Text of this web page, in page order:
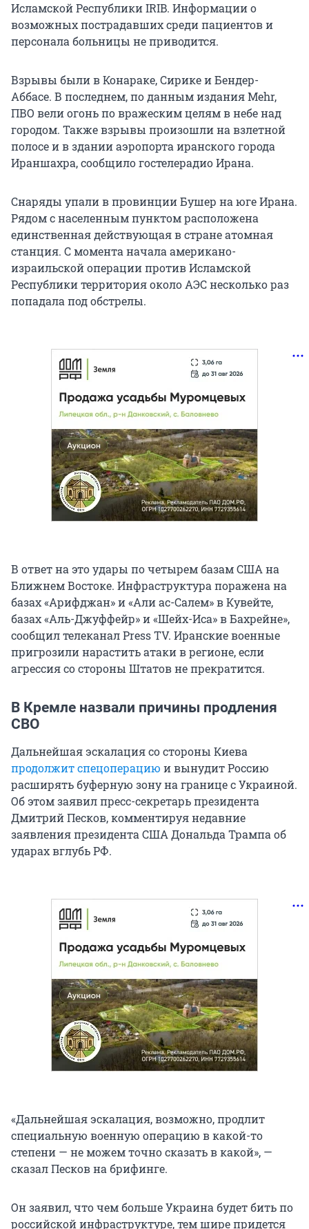
Исламской Республики IRIB. Информации о
возможных пострадавших среди пациентов и
персонала больницы не приводится.
Взрывы были в Конараке, Сирике и Бендер-
Аббасе. В последнем, по данным издания Mehr,
ПВО вели огонь по вражеским целям в небе над
городом. Также взрывы произошли на взлетной
полосе и в здании аэропорта иранского города
Ираншахра, сообщило гостелерадио Ирана.
Снаряды упали в провинции Бушер на юге Ирана.
Рядом с населенным пунктом расположена
единственная действующая в стране атомная
станция. С момента начала американо-
израильской операции против Исламской
Республики территория около АЭС несколько раз
попадала под обстрелы.
В ответ на это удары по четырем базам США на
Ближнем Востоке. Инфраструктура поражена на
базах «Арифджан» и «Али ас-Салем» в Кувейте,
базах «Аль-Джуффейр» и «Шейх-Иса» в Бахрейне»,
сообщил телеканал Press TV. Иранские военные
пригрозили нарастить атаки в регионе, если
агрессия со стороны Штатов не прекратится.
В Кремле назвали причины продления
СВО
Дальнейшая эскалация со стороны Киева
продолжит спецоперацию и вынудит Россию
расширять буферную зону на границе с Украиной.
Об этом заявил пресс-секретарь президента
Дмитрий Песков, комментируя недавние
заявления президента США Дональда Трампа об
ударах вглубь РФ.
«Дальнейшая эскалация, возможно, продлит
специальную военную операцию в какой-то
степени — не можем точно сказать в какой», —
сказал Песков на брифинге.
Он заявил, что чем больше Украина будет бить по
российской инфраструктуре, тем шире придется